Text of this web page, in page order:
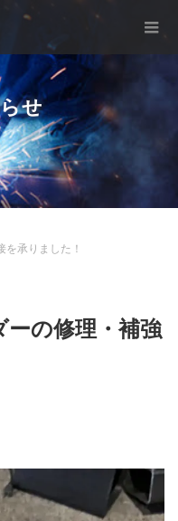
せ
を承りました！
ーの修理・補強